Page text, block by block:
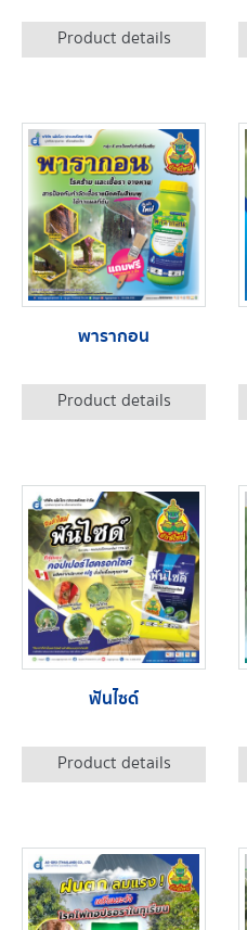
Product details
พารากอน
Product details
ฟันไซด์
Product details